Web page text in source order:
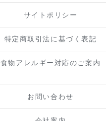
サイトポリシー
特定商取引法に基づく表記
食物アレルギー対応のご案内
お問い合わせ